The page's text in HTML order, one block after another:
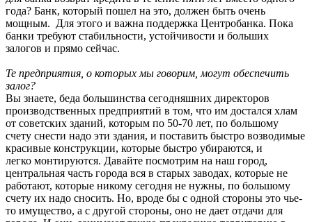
года? Банк, который пошел на это, должен быть очень
мощным. Для этого и важна поддержка Центробанка. Пока
банки требуют стабильности, устойчивости и больших
залогов и прямо сейчас.
Те предприятия, о которых мы говорим, могут обеспечить
залог?
Вы знаете, беда большинства сегодняшних директоров
производственных предприятий в том, что им достался хлам
от советских зданий, которым по 50-70 лет, по большому
счету снести надо эти здания, и поставить быстро возводимые
красивые конструкции, которые быстро убираются, и
легко монтируются. Давайте посмотрим на наш город,
центральная часть города вся в старых заводах, которые не
работают, которые никому сегодня не нужны, по большому
счету их надо сносить. Но, вроде бы с одной стороны это чье-
то имущество, а с другой стороны, оно не дает отдачи для